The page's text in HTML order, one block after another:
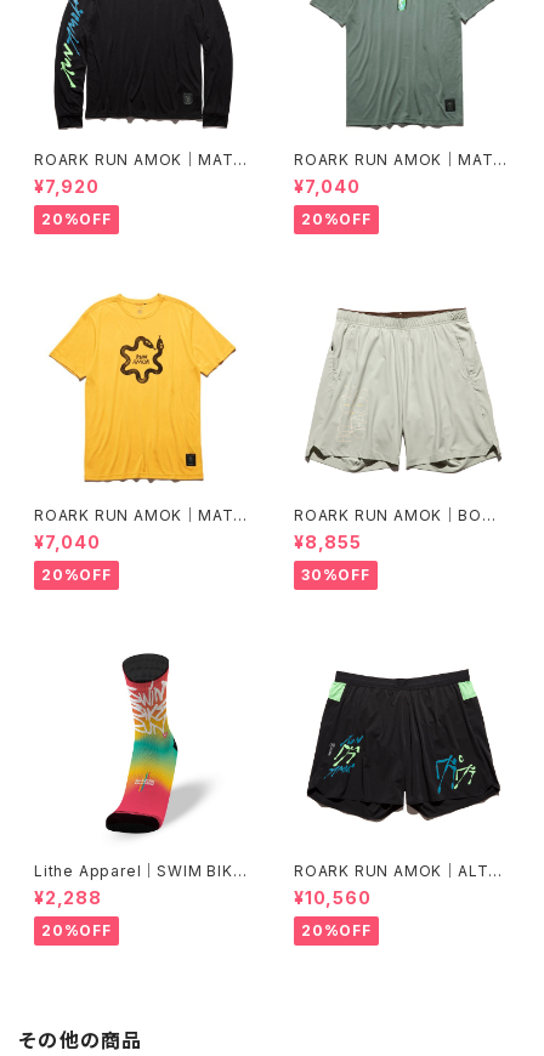
ROARK RUN AMOK｜MATHI
S LS col.BLACK FJORD
¥7,920
20%OFF
ROARK RUN AMOK｜MATHI
S CORE SS col.FOREST
¥7,040
20%OFF
ROARK RUN AMOK｜MATHI
S CORE SS col.SUNBURST
¥7,040
20%OFF
ROARK RUN AMOK｜BOM
MER 2.0 7" Col.CHAPARRA
L
¥8,855
30%OFF
Lithe Apparel｜SWIM BIKE
RUN [COLOR]
¥2,288
20%OFF
ROARK RUN AMOK｜ALTA
5" Col.BLACK FJORD
¥10,560
20%OFF
その他の商品